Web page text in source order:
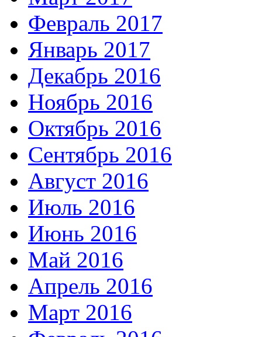
Февраль 2017
Январь 2017
Декабрь 2016
Ноябрь 2016
Октябрь 2016
Сентябрь 2016
Август 2016
Июль 2016
Июнь 2016
Май 2016
Апрель 2016
Март 2016